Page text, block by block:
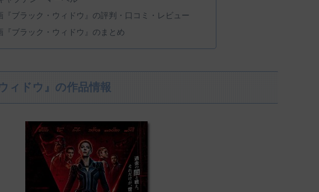
『ブラック・ウィドウ』の評判・口コミ・レビュー
『ブラック・ウィドウ』のまとめ
ィドウ』の作品情報